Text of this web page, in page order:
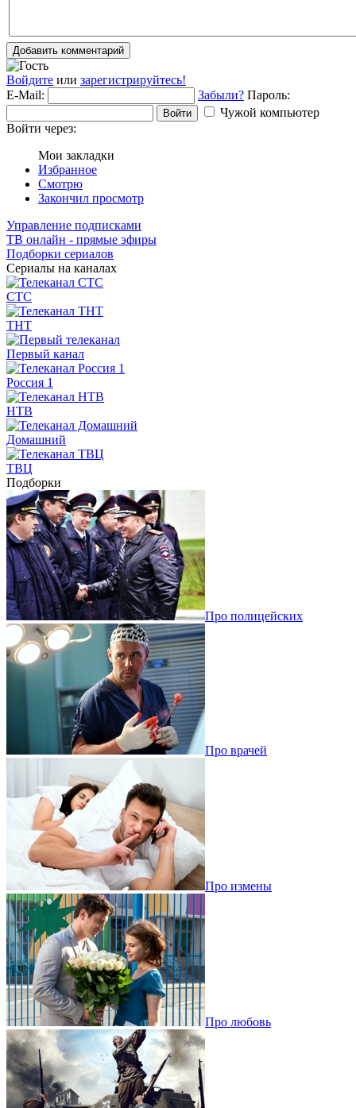
Добавить комментарий
Войдите или зарегистрируйтесь!
E-Mail:
Забыли? Пароль:
Войти
Чужой компьютер
Войти через:
Мои закладки
Избранное
Смотрю
Закончил просмотр
Управление подписками
ТВ онлайн - прямые эфиры
Подборки сериалов
Сериалы на каналах
СТС
ТНТ
Первый канал
Россия 1
НТВ
Домашний
ТВЦ
Подборки
Про полицейских
Про врачей
Про измены
Про любовь